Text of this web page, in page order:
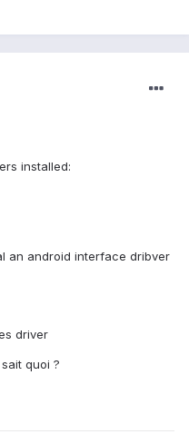
installed:
an android interface dribver
driver
quoi ?